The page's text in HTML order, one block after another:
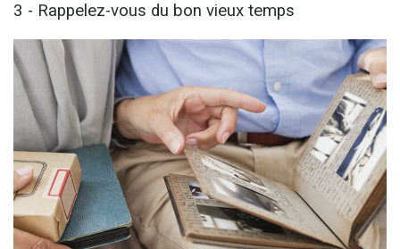
3 - Rappelez-vous du bon vieux temps